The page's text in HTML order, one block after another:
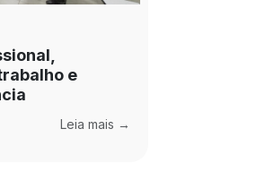
e
Leia mais →